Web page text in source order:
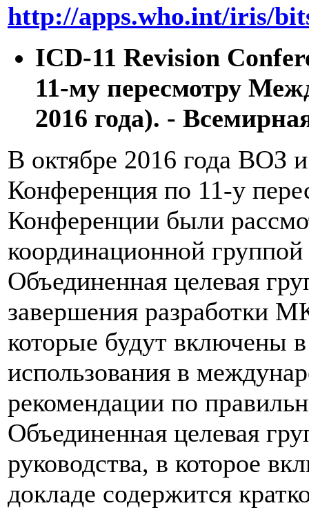
http://apps.who.int/iris/
ICD-11 Revision
11-му пересмотру
2016 года). -
В октябре 2016 года ВОЗ
Конференция по 11-у
Конференции были
координационной
Объединенная целевая
завершения разработки
которые будут включены в
использования в
рекомендации по
Объединенная целевая
руководства, в которое
докладе содержится